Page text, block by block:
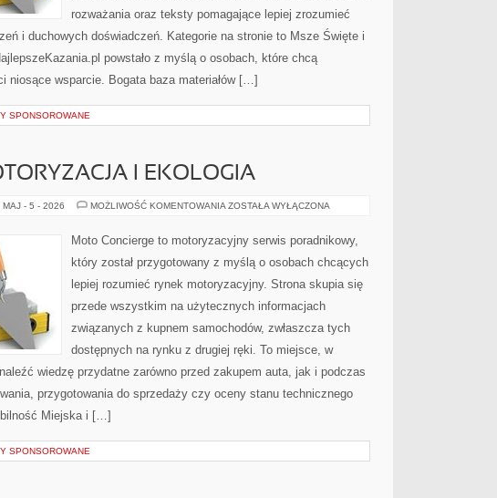
rozważania oraz teksty pomagające lepiej zrozumieć
i duchowych doświadczeń. Kategorie na stronie to Msze Święte i
powstało z myślą o osobach, które chcą
niosące wsparcie. Bogata baza materiałów […]
SPONSOROWANE
I EKOLOGIA
MAJ - 5 - 2026 MOŻLIWOŚĆ KOMENTOWANIA ZIELONA
EKOLOGIA
ZOSTAŁA WYŁĄCZONA
Moto Concierge to motoryzacyjny serwis poradnikowy,
który został przygotowany z myślą o osobach chcących
lepiej rozumieć rynek motoryzacyjny. Strona skupia się
przede wszystkim na użytecznych informacjach
związanych z kupnem samochodów, zwłaszcza tych
dostępnych na rynku z drugiej ręki. To miejsce, w
wiedzę przydatne zarówno przed zakupem auta, jak i podczas
przygotowania do sprzedaży czy oceny stanu technicznego
Miejska i […]
SPONSOROWANE